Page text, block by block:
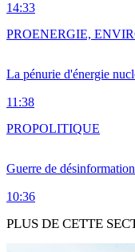
14:33
La pénurie d'énergie
11:38
PROENERGIE,
Guerre de
10:36
PROPOLITIQUE
PLUS DE CETTE